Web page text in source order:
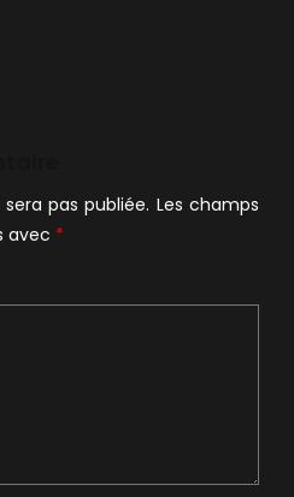
pas publiée. Les champs
avec *